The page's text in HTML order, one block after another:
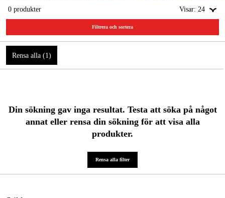
0 produkter Visar: 24
Filtrera och sortera
Rensa alla (1)
Din sökning gav inga resultat. Testa att söka på något
annat eller rensa din sökning för att visa alla
produkter.
Rensa alla filter